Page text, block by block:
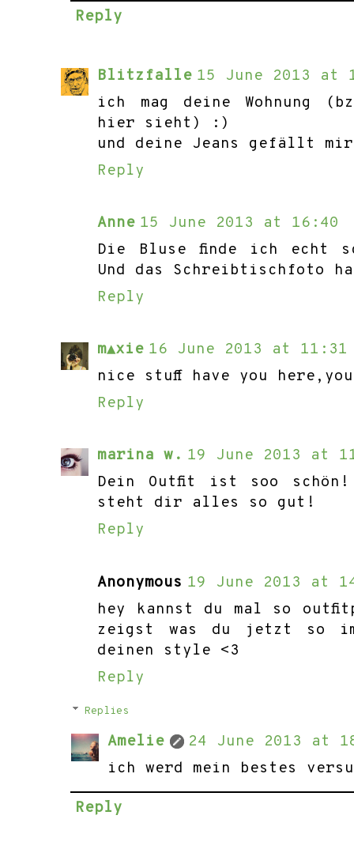
Reply
Blitzfalle 15 June 2013 at
ich mag deine Wohnung
hier sieht) :)
und deine Jeans gefällt
Reply
Anne 15 June 2013 at 16:40
Die Bluse finde ich
Und das Schreibtischfoto
Reply
m▲xie 16 June 2013 at 11:31
nice stuff have you
Reply
marina w. 19 June 2013 at
Dein Outfit ist soo
steht dir alles so gut!
Reply
Anonymous 19 June 2013 at
hey kannst du mal so
zeigst was du jetzt so
deinen style <3
Reply
Replies
Amelie
24 June 2013 at
ich werd mein bestes
Reply